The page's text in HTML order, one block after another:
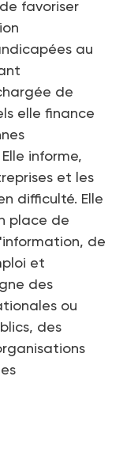
de favoriser
au
de
elle finance
informe,
et les
difficulté. Elle
place de
de
et
des
ou
des